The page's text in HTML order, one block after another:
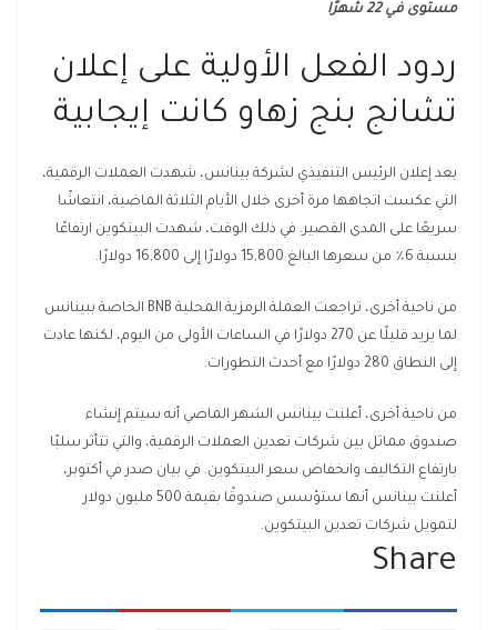
مستوى في 22 شهرًا
ردود الفعل الأولية على إعلان
تشانج بنج زهاو كانت إيجابية
بعد إعلان الرئيس التنفيذي لشركة بينانس، شهدت العملات الرقمية،
التي عكست اتجاهها مرة أخرى خلال الأيام الثلاثة الماضية، انتعاشًا
سريعًا على المدى القصير. في ذلك الوقت، شهدت البيتكوين ارتفاعًا
بنسبة 6٪ من سعرها البالغ 15,800 دولارًا إلى 16,800 دولارًا.
من ناحية أخرى، تراجعت العملة الرمزية المحلية BNB الخاصة ببينانس
لما يزيد قليلًا عن 270 دولارًا في الساعات الأولى من اليوم، لكنها عادت
إلى النطاق 280 دولارًا مع أحدث التطورات.
من ناحية أخرى، أعلنت بينانس الشهر الماضي أنه سيتم إنشاء
صندوق مماثل بين شركات تعدين العملات الرقمية، والتي تتأثر سلبًا
بارتفاع التكاليف وانخفاض سعر البيتكوين. في بيان صدر في أكتوبر،
أعلنت بينانس أنها ستؤسس صندوقًا بقيمة 500 مليون دولار
لتمويل شركات تعدين البيتكوين.
Share